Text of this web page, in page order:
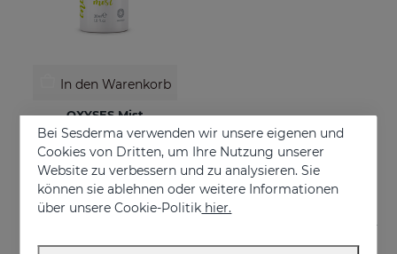
In den Warenkorb
OXYSES Mist
Energie in Bewegung
26.95 €
Bei Sesderma verwenden wir unsere eigenen und
Cookies von Dritten, um Ihre Nutzung unserer
Website zu verbessern und zu analysieren. Sie
können sie ablehnen oder weitere Informationen
über unsere Cookie-Politik hier.